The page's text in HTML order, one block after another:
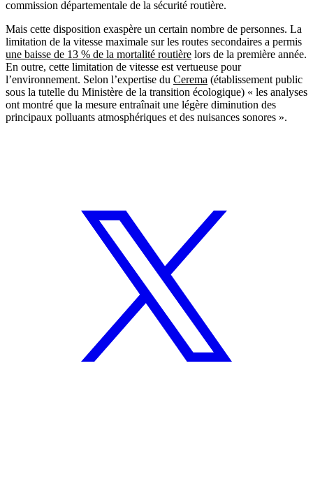
commission départementale de la sécurité routière.
Mais cette disposition exaspère un certain nombre de personnes. La
limitation de la vitesse maximale sur les routes secondaires a permis
une baisse de 13 % de la mortalité routière lors de la première année.
En outre, cette limitation de vitesse est vertueuse pour
l’environnement. Selon l’expertise du Cerema (établissement public
sous la tutelle du Ministère de la transition écologique) « les analyses
ont montré que la mesure entraînait une légère diminution des
principaux polluants atmosphériques et des nuisances sonores ».